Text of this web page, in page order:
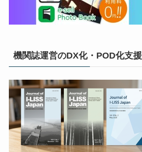
機関誌運営のDX化・POD化支援